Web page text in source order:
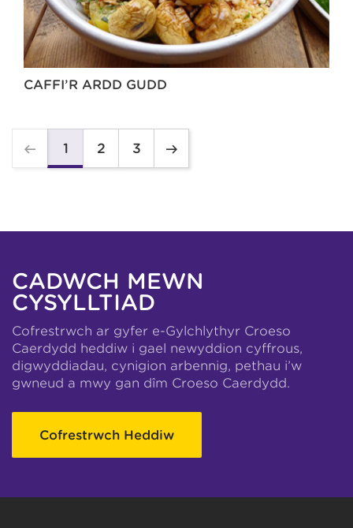
CAFFI’R ARDD GUDD
1 2 3
CADWCH MEWN
CYSYLLTIAD
Cofrestrwch ar gyfer e-Gylchlythyr Croeso
Caerdydd heddiw i gael newyddion cyffrous,
digwyddiadau, cynigion arbennig, pethau i’w
gwneud a mwy gan dîm Croeso Caerdydd.
Cofrestrwch Heddiw